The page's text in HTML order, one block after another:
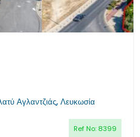
Αγλαντζιάς, Λευκωσία
Ref No: 8399